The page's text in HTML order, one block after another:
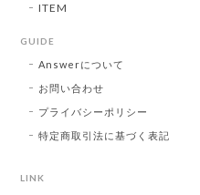
ITEM
GUIDE
Answerについて
お問い合わせ
プライバシーポリシー
特定商取引法に基づく表記
LINK